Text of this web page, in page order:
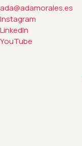
ada@adamorales.es
Instagram
LinkedIn
YouTube